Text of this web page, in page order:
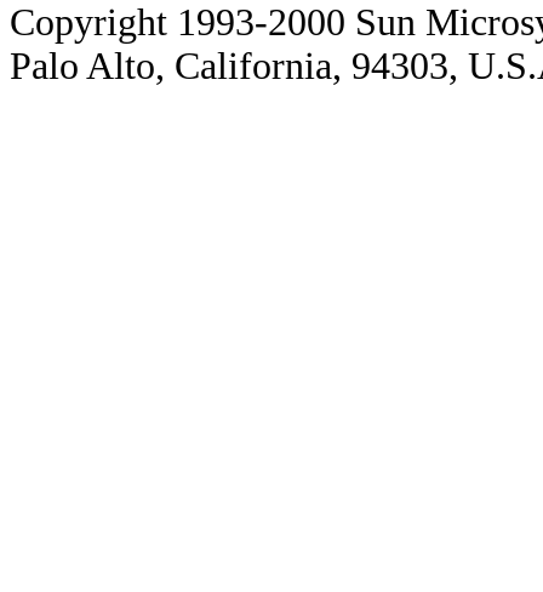
Copyright 1993-2000 Sun
Palo Alto, California, 94303,